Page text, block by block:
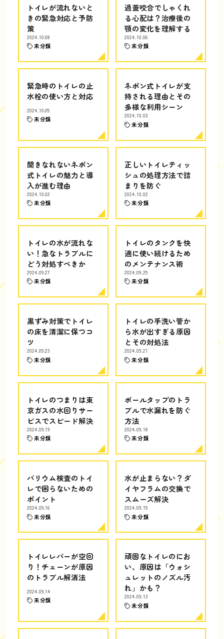
トイレが流れないと
きの緊急対応と予防
策
2024.10.08
未分類
過蓋咬合でしゃくれ
る心配は？治療後の
顎の変化を理解する
2024.10.06
未分類
緊急時のトイレの止
水栓の使い方と対応
2024.10.05
未分類
ネポン式トイレが支
持される理由とその
多様な利用シーン
2024.10.03
未分類
聞きなれないネポン
式トイレの魅力と導
入が進む理由
2024.10.02
未分類
正しいトイレティッ
シュの処理方法で詰
まりを防ぐ
2024.10.02
未分類
トイレの水が流れな
い！急なトラブルに
どう対処すべきか
2024.09.27
未分類
トイレのタンクを快
適に使い続けるため
のメンテナンス術
2024.09.25
未分類
黒ずみ対策でトイレ
の床を清潔に保つコ
ツ
2024.09.23
未分類
トイレの手洗い管か
ら水が出すぎる原因
とその対処法
2024.09.21
未分類
トイレのつまりは東
京ガスの水回りサー
ビスでスピード解決
2024.09.19
未分類
ボールタップのトラ
ブルで水漏れを防ぐ
方法
2024.09.18
未分類
バリウム検査のトイ
レで困らないための
ポイント
2024.09.16
未分類
水が止まらない？ダ
イヤフラムの交換で
スムーズ解決
2024.09.15
未分類
トイレレバーが空回
り！チェーンが原因
のトラブル解消法
2024.09.14
未分類
頑固なトイレのにお
い、原因は「ウォシ
ュレットのノズル汚
れ」かも？
2024.09.13
未分類